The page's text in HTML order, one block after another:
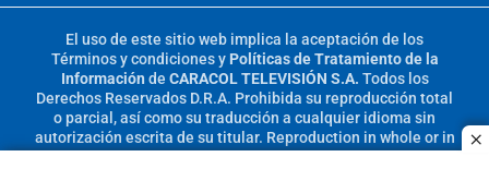
El uso de este sitio web implica la aceptación de los
Términos y condicionesy Políticas de Tratamiento de la
Información de CARACOL TELEVISIÓN S.A. Todos los
Derechos Reservados D.R.A. Prohibida su reproducción total
o parcial, así como su traducción a cualquier idioma sin
autorización escrita de su titular. Reproduction in whole or in